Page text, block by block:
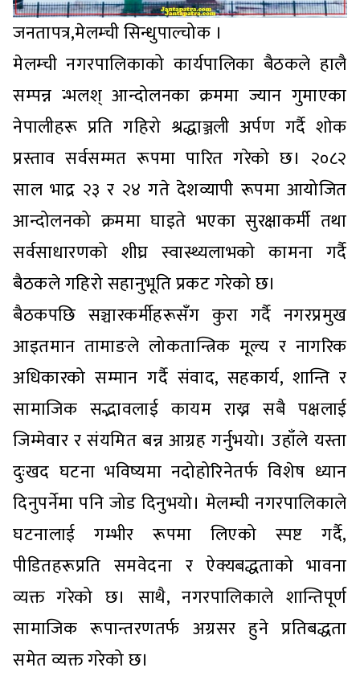
जनतापत्र,मेलम्ची सिन्धुपाल्चोक ।
मेलम्ची नगरपालिकाको कार्यपालिका बैठकले हालै
सम्पन्न न्भलश् आन्दोलनका क्रममा ज्यान गुमाएका
नेपालीहरू प्रति गहिरो श्रद्धाञ्जली अर्पण गर्दै शोक
प्रस्ताव सर्वसम्मत रूपमा पारित गरेको छ। २०८२
साल भाद्र २३ र २४ गते देशव्यापी रूपमा आयोजित
आन्दोलनको क्रममा घाइते भएका सुरक्षाकर्मी तथा
सर्वसाधारणको शीघ्र स्वास्थ्यलाभको कामना गर्दै
बैठकले गहिरो सहानुभूति प्रकट गरेको छ।
बैठकपछि सञ्चारकर्मीहरूसँग कुरा गर्दै नगरप्रमुख
आइतमान तामाङले लोकतान्त्रिक मूल्य र नागरिक
अधिकारको सम्मान गर्दै संवाद, सहकार्य, शान्ति र
सामाजिक सद्भावलाई कायम राख्न सबै पक्षलाई
जिम्मेवार र संयमित बन्न आग्रह गर्नुभयो। उहाँले यस्ता
दुःखद घटना भविष्यमा नदोहोरिनेतर्फ विशेष ध्यान
दिनुपर्नेमा पनि जोड दिनुभयो। मेलम्ची नगरपालिकाले
घटनालाई गम्भीर रूपमा लिएको स्पष्ट गर्दै,
पीडितहरूप्रति समवेदना र ऐक्यबद्धताको भावना
व्यक्त गरेको छ। साथै, नगरपालिकाले शान्तिपूर्ण
सामाजिक रूपान्तरणतर्फ अग्रसर हुने प्रतिबद्धता
समेत व्यक्त गरेको छ।